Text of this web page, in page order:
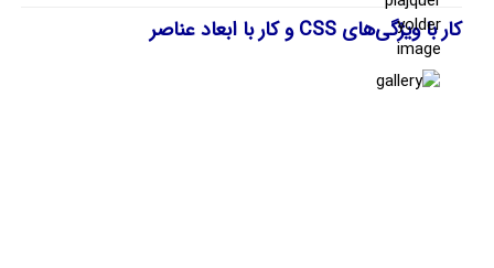
کار با ویژگی‌های CSS و کار با ابعاد عناصر